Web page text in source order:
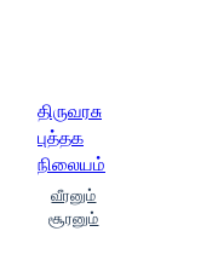
திருவரசு
புத்தக
நிலையம்
வீரனும்
சூரனும்